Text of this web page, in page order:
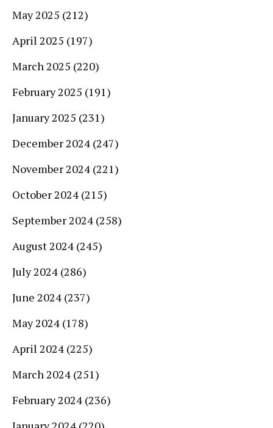
May 2025 (212)
April 2025 (197)
March 2025 (220)
February 2025 (191)
January 2025 (231)
December 2024 (247)
November 2024 (221)
October 2024 (215)
September 2024 (258)
August 2024 (245)
July 2024 (286)
June 2024 (237)
May 2024 (178)
April 2024 (225)
March 2024 (251)
February 2024 (236)